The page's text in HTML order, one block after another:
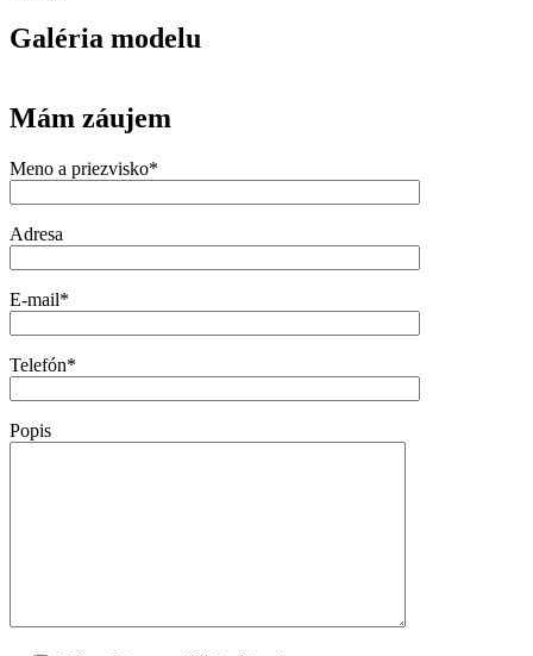
Galéria modelu
Mám záujem
Meno a priezvisko*
Adresa
E-mail*
Telefón*
Popis